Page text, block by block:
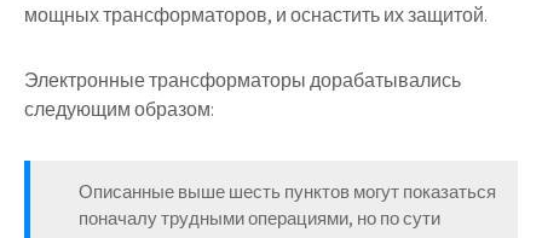
мощных трансформаторов, и оснастить их защитой.
Электронные трансформаторы дорабатывались
следующим образом:
Описанные выше шесть пунктов могут показаться
поначалу трудными операциями, но по сути